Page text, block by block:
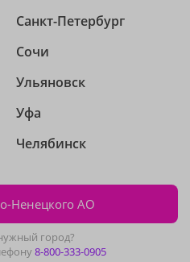
Санкт-Петербург
Сочи
Ульяновск
Уфа
Челябинск
Ненецкого АО
город?
8-800-333-0905